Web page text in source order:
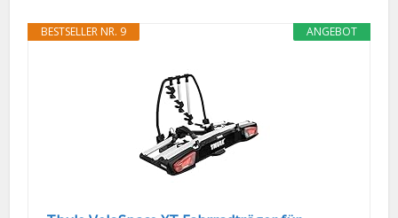
ANGEBOT
BESTSELLER NR. 9